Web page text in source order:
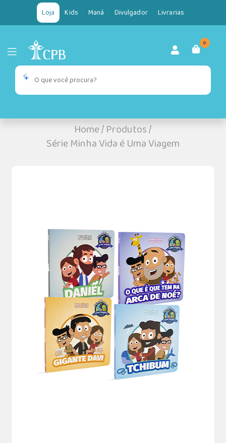
Loja Kids Maná Divulgador Livrarias
0
Home/Produtos/
Série Minha Vida é Uma Viagem